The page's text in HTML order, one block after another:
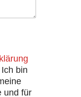
bin
und für